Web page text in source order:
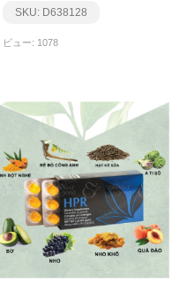
SKU: D638128
ビュー: 1078